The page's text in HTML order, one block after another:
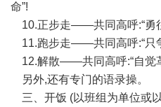
命”!
10.正步走——共同高呼:“勇
11.跑步走——共同高呼:“只
12.解散——共同高呼:“自觉
另外,还有专门的语录操。
三、开饭 (以班组为单位或